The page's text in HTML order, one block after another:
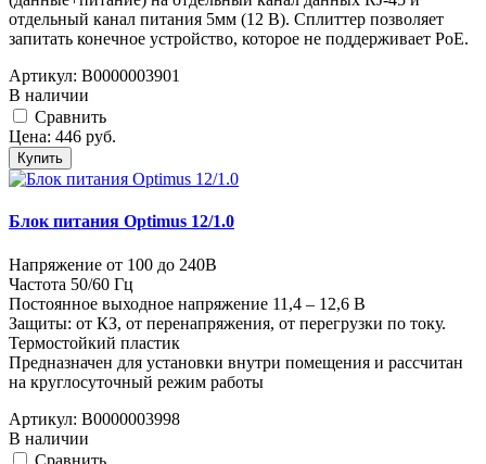
отдельный канал питания 5мм (12 В). Сплиттер позволяет
запитать конечное устройство, которое не поддерживает PoE.
Артикул: В0000003901
В наличии
Cравнить
Цена: 446 руб.
Купить
Блок питания Optimus 12/1.0
Напряжение от 100 до 240В
Частота 50/60 Гц
Постоянное выходное напряжение 11,4 – 12,6 В
Защиты: от КЗ, от перенапряжения, от перегрузки по току.
Термостойкий пластик
Предназначен для установки внутри помещения и рассчитан
на круглосуточный режим работы
Артикул: В0000003998
В наличии
Cравнить